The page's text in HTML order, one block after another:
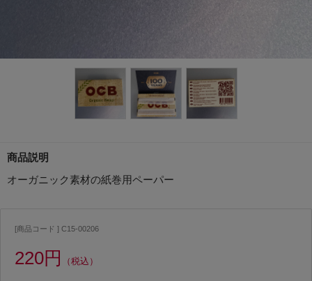
商品説明
オーガニック素材の紙巻用ペーパー
[商品コード ] C15-00206
220円 （税込）